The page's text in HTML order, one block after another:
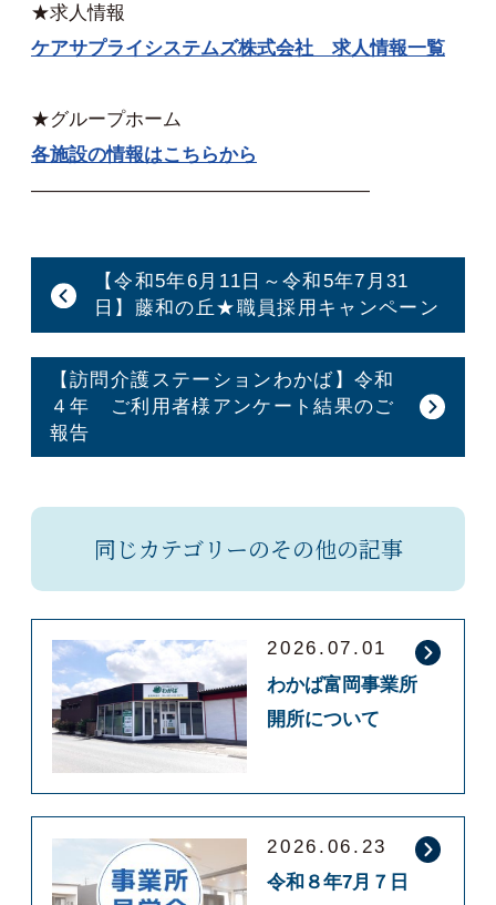
★求人情報
ケアサプライシステムズ株式会社 求人情報一覧
★グループホーム
各施設の情報はこちらから
——————————————————
【令和5年6月11日～令和5年7月31
日】藤和の丘★職員採用キャンペーン
【訪問介護ステーションわかば】令和
４年 ご利用者様アンケート結果のご
報告
同じカテゴリーのその他の記事
2026.07.01
わかば富岡事業所
開所について
2026.06.23
令和８年7月７日